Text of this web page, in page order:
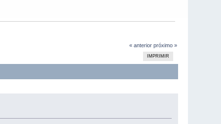
« anterior próximo »
IMPRIMIR